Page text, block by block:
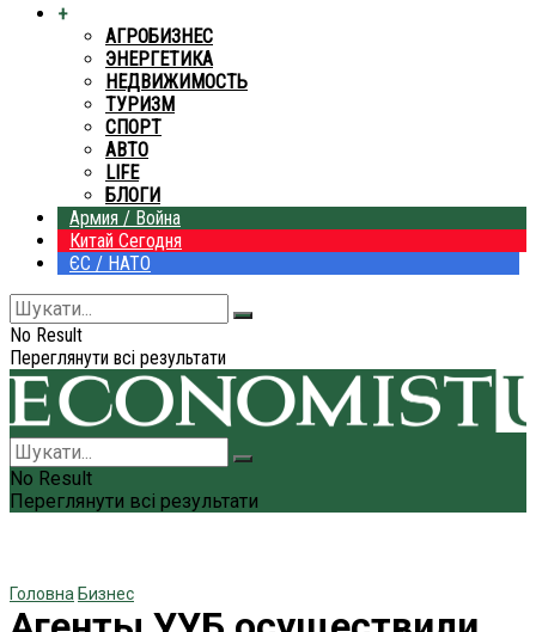
+
АГРОБИЗНЕС
ЭНЕРГЕТИКА
НЕДВИЖИМОСТЬ
ТУРИЗМ
СПОРТ
АВТО
LIFE
БЛОГИ
Армия / Война
Китай Сегодня
ЄС / НАТО
No Result
Переглянути всі результати
No Result
Переглянути всі результати
Головна Бизнес